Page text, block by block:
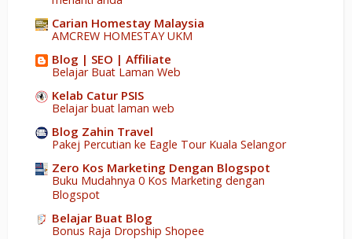
Carian Homestay Malaysia
AMCREW HOMESTAY UKM
Blog | SEO | Affiliate
Belajar Buat Laman Web
Kelab Catur PSIS
Belajar buat laman web
Blog Zahin Travel
Pakej Percutian ke Eagle Tour Kuala Selangor
Zero Kos Marketing Dengan Blogspot
Buku Mudahnya 0 Kos Marketing dengan
Blogspot
Belajar Buat Blog
Bonus Raja Dropship Shopee